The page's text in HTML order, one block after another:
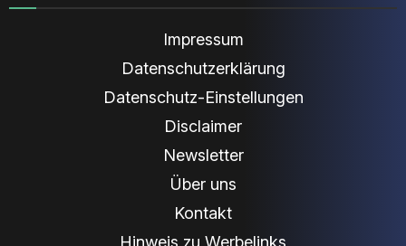
Impressum
Datenschutzerklärung
Datenschutz-Einstellungen
Disclaimer
Newsletter
Über uns
Kontakt
Hinweis zu Werbelinks